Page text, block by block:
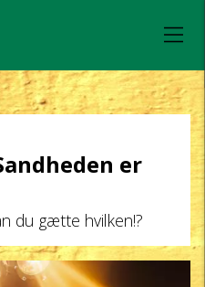
er
du gætte hvilken!?